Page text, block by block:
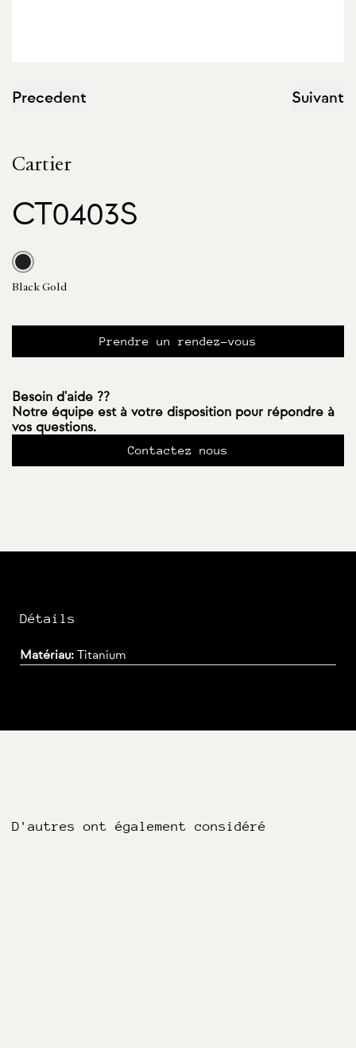
Precedent Suivant
Cartier
CT0403S
Black Gold
Prendre un rendez-vous
Besoin d'aide ??
Notre équipe est à votre disposition pour répondre à
vos questions.
Contactez nous
Détails
Matériau: Titanium
D'autres ont également considéré